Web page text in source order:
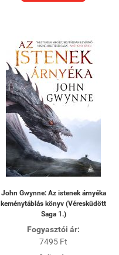
John Gwynne: Az istenek árnyéka
keménytáblás könyv (Véresküdött
Saga 1.)
Fogyasztói ár:
7495 Ft